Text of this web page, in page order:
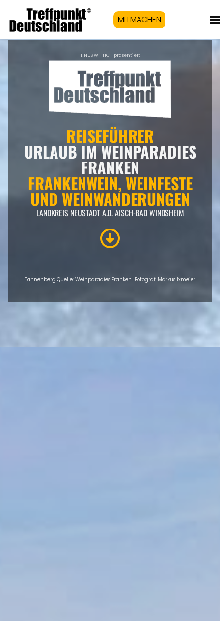
MITMACHEN
LINUS WITTICH präsentiert
REISEFÜHRER
URLAUB IM WEINPARADIES
FRANKEN
FRANKENWEIN, WEINFESTE
UND WEINWANDERUNGEN
LANDKREIS NEUSTADT A.D. AISCH-BAD WINDSHEIM
Tannenberg Quelle: Weinparadies Franken Fotograf: Markus Ixmeier
ÜBERSICHT